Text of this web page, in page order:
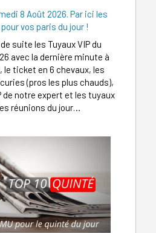
8 Août 2026. Par ici les
vos paris du jour !
suite les Tuyaux VIP du
avec la dernière minute à
ticket en 6 chevaux, les
(pros les plus chauds),
de notre expert et les tuyaux
réunions du jour…